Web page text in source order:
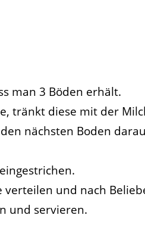
man 3 Böden erhält.
tränkt diese mit der
nächsten Boden
und nach
und servieren.